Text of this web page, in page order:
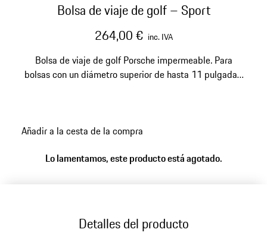
Bolsa de viaje de golf – Sport
264,00 € inc. IVA
Bolsa de viaje de golf Porsche impermeable. Para
bolsas con un diámetro superior de hasta 11 pulgadas.
Añadir a la cesta de la compra
Lo lamentamos, este producto está agotado.
Detalles del producto